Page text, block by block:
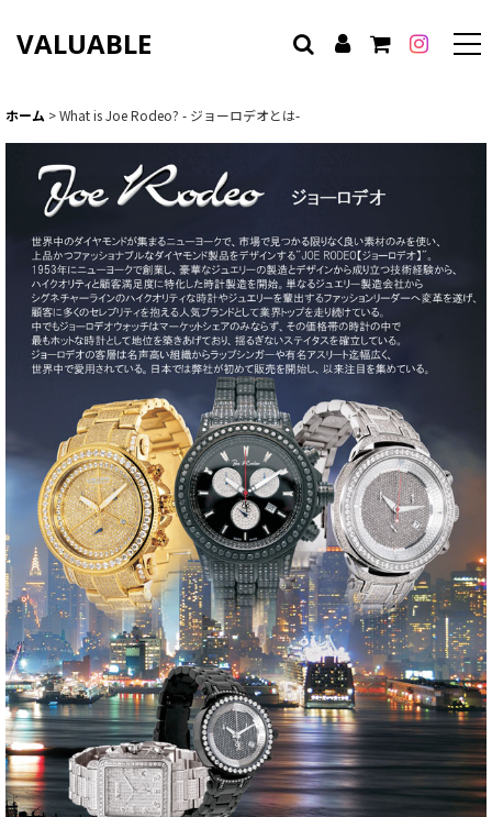
VALUABLE
ホーム >What is Joe Rodeo? - ジョーロデオとは-